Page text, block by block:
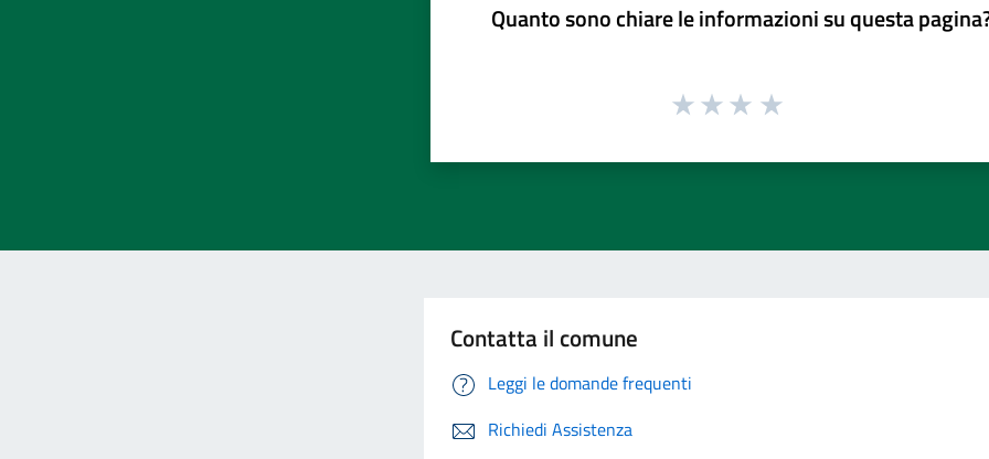
Quanto sono chiare le informazioni su questa
Contatta il comune
Leggi le domande frequenti
Richiedi Assistenza